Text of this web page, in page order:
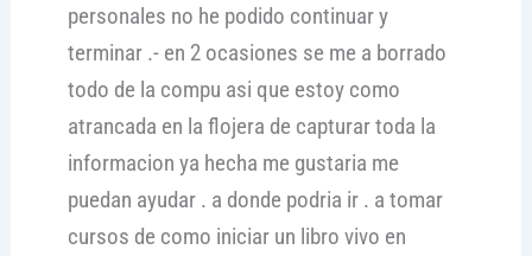
personales no he podido continuar y
terminar .- en 2 ocasiones se me a borrado
todo de la compu asi que estoy como
atrancada en la flojera de capturar toda la
informacion ya hecha me gustaria me
puedan ayudar . a donde podria ir . a tomar
cursos de como iniciar un libro vivo en